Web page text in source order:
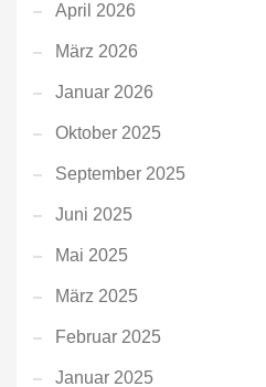
April 2026
März 2026
Januar 2026
Oktober 2025
September 2025
Juni 2025
Mai 2025
März 2025
Februar 2025
Januar 2025